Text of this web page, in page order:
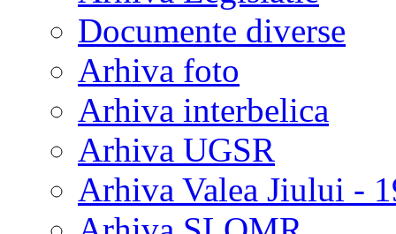
Documente diverse
Arhiva foto
Arhiva interbelica
Arhiva UGSR
Arhiva Valea Jiului -